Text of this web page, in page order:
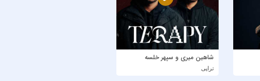
شاهین میری و سپهر خلسه
تراپی